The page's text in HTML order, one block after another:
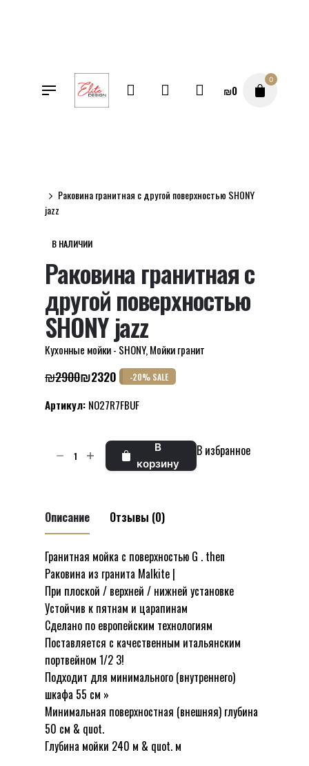
₪0
0
Раковина гранитная с другой поверхностью SHONY
jazz
В НАЛИЧИИ
Раковина гранитная с
другой поверхностью
SHONY jazz
Кухонные мойки - SHONY,Мойки гранит
₪2900
Первоначальная
цена
₪2320
Текущая
цена:
-20% SALE
Артикул: NO27R7FBUF
Количество
с
другой
поверхностью
SHONY
jazz
В
корзину
В избранное
Описание Отзывы (0)
Гранитная мойка с поверхностью G . then
Раковина из гранита Malkite |
При плоской / верхней / нижней установке
Устойчив к пятнам и царапинам
Сделано по европейским технологиям
Поставляется с качественным итальянским
портвейном 1/2 3!
Подходит для минимального (внутреннего)
шкафа 55 см »
Минимальная поверхностная (внешняя) глубина
50 см & quot.
Глубина мойки 240 м & quot. м
Отзывов пока нет.
Будьте первым, кто оставил отзыв на
“Раковина гранитная с другой
поверхностью SHONY jazz”
Ваш адрес email не будет опубликован.
Обязательные поля помечены
Оцените этот товар:
LEAVE A REPLY